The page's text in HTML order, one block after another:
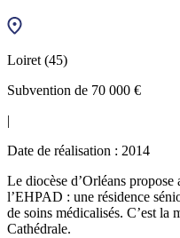
Loiret (45)
Subvention de 70 000 €
Date de réalisation : 2014
Le diocèse d’Orléans
l’EHPAD : une résidence
de soins médicalisés. C’est la
Cathédrale.